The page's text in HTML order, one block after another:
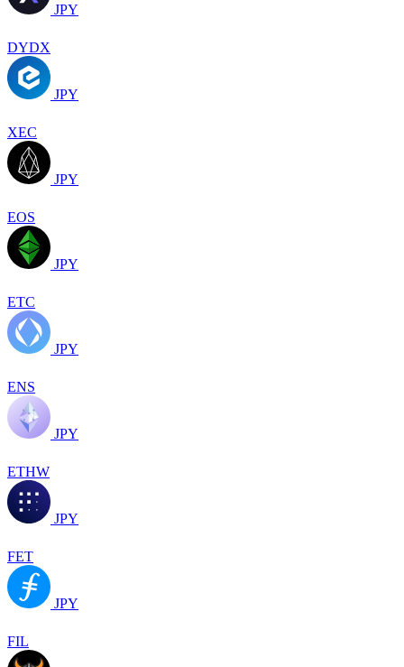
JPY
DYDX
JPY
XEC
JPY
EOS
JPY
ETC
JPY
ENS
JPY
ETHW
JPY
FET
JPY
FIL